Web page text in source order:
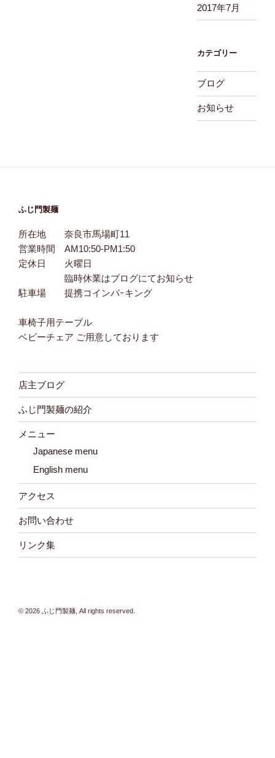
2017年7月
カテゴリー
ブログ
お知らせ
ふじ門製麺
所在地 奈良市馬場町11
営業時間 AM10:50-PM1:50
定休日 火曜日
臨時休業はブログにてお知らせ
駐車場 提携コインパｰキング
車椅子用テーブル
ベビーチェア ご用意しております
店主ブログ
ふじ門製麺の紹介
メニュー
Japanese menu
English menu
アクセス
お問い合わせ
リンク集
© 2026 ふじ門製麺, All rights reserved.